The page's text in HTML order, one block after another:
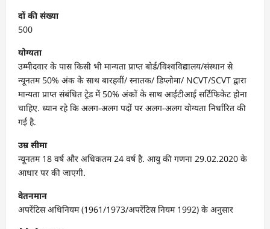
दों की संख्या
500
योग्यता
उम्मीदवार के पास किसी भी मान्यता प्राप्त बोर्ड/विश्वविद्यालय/संस्थान से
न्यूनतम 50% अंक के साथ बारहवीं/ स्नातक/ डिप्लोमा/ NCVT/SCVT द्वारा
मान्यता प्राप्त संबंधित ट्रेड में 50% अंकों के साथ आईटीआई सर्टिफिकेट होना
चाहिए. ध्यान रहे कि अलग-अलग पदों पर अलग-अलग योग्यता निर्धारित की
गई है.
उम्र सीमा
न्यूनतम 18 वर्ष और अधिकतम 24 वर्ष है. आयु की गणना 29.02.2020 के
आधार पर की जाएगी.
वेतनमान
अपरेंटिस अधिनियम (1961/1973/अपरेंटिस नियम 1992) के अनुसार